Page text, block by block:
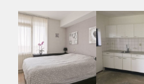
Huurtoeslag
Niet mogelijk
Inkomen eis
N.V.T.
Huurtermijn